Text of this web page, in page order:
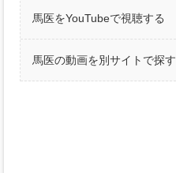
馬医をYouTubeで視聴する
馬医の動画を別サイトで探す